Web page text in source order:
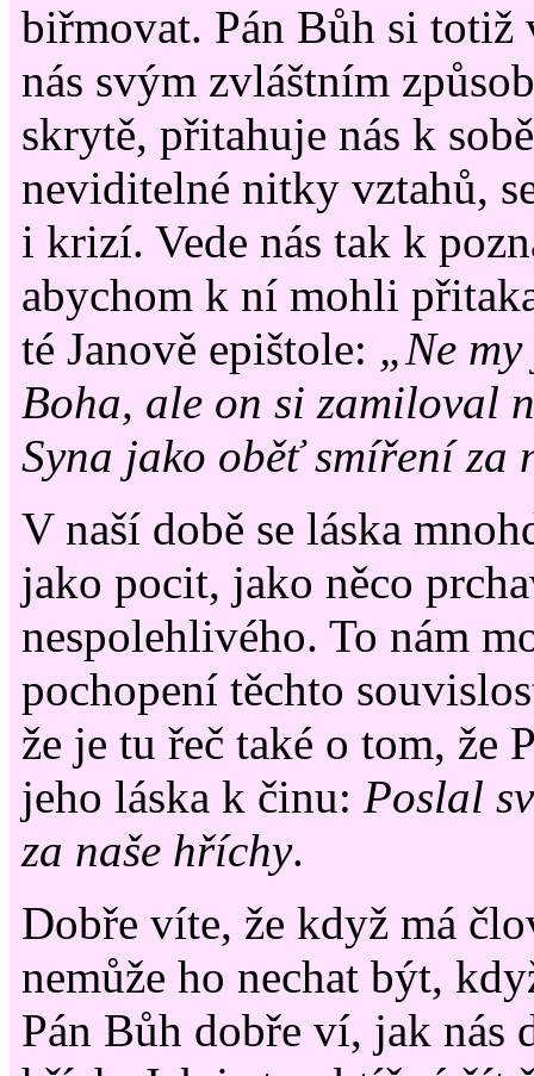
biřmovat. Pán Bůh si totiž
nás svým zvláštním
skrytě, přitahuje nás k
neviditelné nitky vztahů,
i krizí. Vede nás tak k
abychom k ní mohli
té Janově epištole: „Ne
Boha, ale on si zamiloval
Syna jako oběť smíření za
V naší době se láska
jako pocit, jako něco
nespolehlivého. To nám
pochopení těchto
že je tu řeč také o tom, že
jeho láska k činu: Poslal
za naše hříchy.
Dobře víte, že když má
nemůže ho nechat být,
Pán Bůh dobře ví, jak nás